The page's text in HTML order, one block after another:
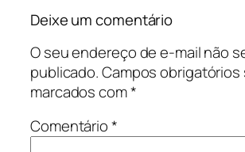
Deixe um comentário
O seu endereço de e-mail não
publicado.Campos obrigatórios
marcados com*
Comentário*